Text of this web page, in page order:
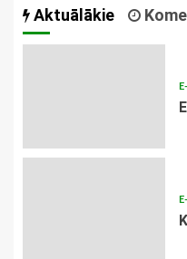
Aktuālākie